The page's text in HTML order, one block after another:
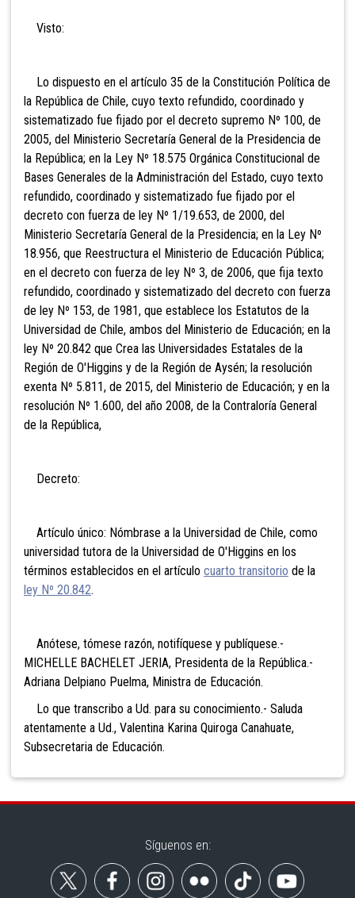
Visto:
Lo dispuesto en el artículo 35 de la Constitución Política de
la República de Chile, cuyo texto refundido, coordinado y
sistematizado fue fijado por el decreto supremo Nº 100, de
2005, del Ministerio Secretaría General de la Presidencia de
la República; en la Ley Nº 18.575 Orgánica Constitucional de
Bases Generales de la Administración del Estado, cuyo texto
refundido, coordinado y sistematizado fue fijado por el
decreto con fuerza de ley Nº 1/19.653, de 2000, del
Ministerio Secretaría General de la Presidencia; en la Ley Nº
18.956, que Reestructura el Ministerio de Educación Pública;
en el decreto con fuerza de ley Nº 3, de 2006, que fija texto
refundido, coordinado y sistematizado del decreto con fuerza
de ley Nº 153, de 1981, que establece los Estatutos de la
Universidad de Chile, ambos del Ministerio de Educación; en la
ley Nº 20.842 que Crea las Universidades Estatales de la
Región de O'Higgins y de la Región de Aysén; la resolución
exenta Nº 5.811, de 2015, del Ministerio de Educación; y en la
resolución Nº 1.600, del año 2008, de la Contraloría General
de la República,
Decreto:
Artículo único: Nómbrase a la Universidad de Chile, como
universidad tutora de la Universidad de O'Higgins en los
términos establecidos en el artículo cuarto transitorio de la
ley Nº 20.842.
Anótese, tómese razón, notifíquese y publíquese.-
MICHELLE BACHELET JERIA, Presidenta de la República.-
Adriana Delpiano Puelma, Ministra de Educación.
Lo que transcribo a Ud. para su conocimiento.- Saluda
atentamente a Ud., Valentina Karina Quiroga Canahuate,
Subsecretaria de Educación.
Síguenos en: